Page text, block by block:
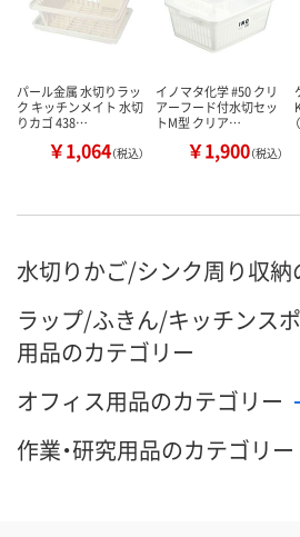
パール金属 水切りラッ
ク キッチンメイト 水切
りカゴ 438…
￥1,064（税込）
イノマタ化学 #50 クリ
アーフード付水切セッ
トM型 クリア…
￥1,900（税込）
水切りかご/シンク周り収納
ラップ/ふきん/キッチンス
用品のカテゴリー
オフィス用品のカテゴリー
作業・研究用品のカテゴリー